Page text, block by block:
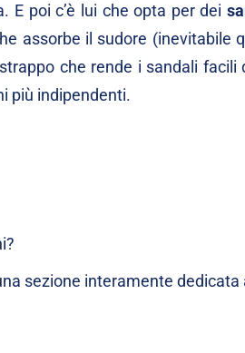
E poi c’è lui che opta per dei
assorbe il sudore (inevitabile
che rende i sandali
più indipendenti.
sezione interamente